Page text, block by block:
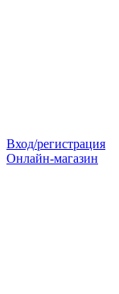
Вход/регистрация
Онлайн-магазин